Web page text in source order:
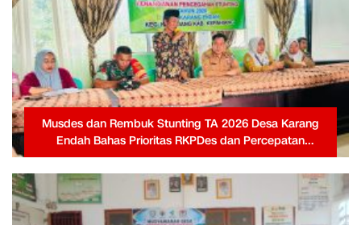
Musdes dan Rembuk Stunting TA 2026 Desa Karang
Endah Bahas Prioritas RKPDes dan Percepatan
Penanganan Stunting